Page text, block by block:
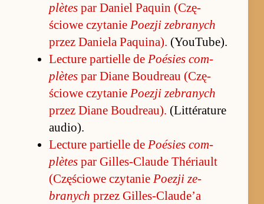
plètespar Da­niel Pa­quin (Czę­
ściowe czytanie Po­ezji ze­branych
przez Da­niela Pa­quina). (YouTu­be).
Lec­ture par­tielle de Po­ésies com­
plètespar Diane Bo­udreau (Czę­
ściowe czytanie Po­ezji ze­branych
przez Diane Bo­udreau). (Lit­térature
au­dio).
Lec­ture par­tielle de Po­ésies com­
plètespar Gil­le­s-C­laude Thériault
(Czę­ściowe czytanie Po­ezji ze­
branych przez Gil­le­s-C­lau­de’a